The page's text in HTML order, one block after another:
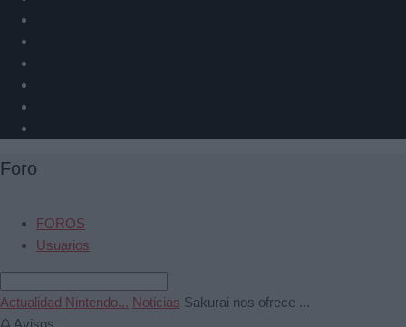
Foro
FOROS
Usuarios
Actualidad Nintendo... Noticias Sakurai nos ofrece ...
Avisos